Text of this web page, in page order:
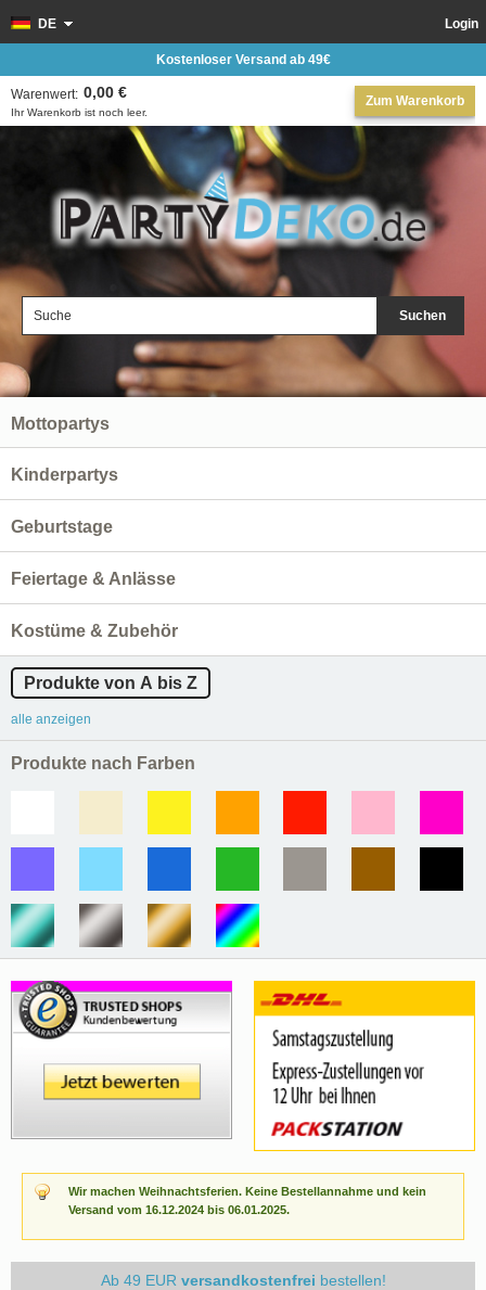
Suchen
Login
DE
Zum Warenkorb
Ihr Warenkorb ist noch leer.
Warenwert: 0,00 €
Kostenloser Versand ab 49€
Wir machen Weihnachtsferien. Keine Bestellannahme und kein
Versand vom 16.12.2024 bis 06.01.2025.
Ab 49 EUR versandkostenfrei bestellen!
Mottopartys
Kinderpartys
Geburtstage
Feiertage & Anlässe
Kostüme & Zubehör
Produkte von A bis Z
alle anzeigen
Produkte nach Farben